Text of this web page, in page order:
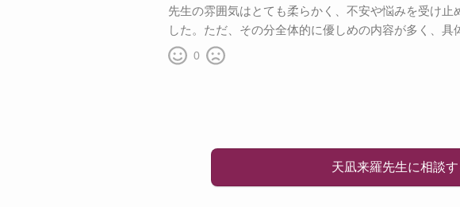
先生の雰囲気はとても柔らかく、不安や悩みを受け
した。ただ、その分全体的に優しめの内容が多く、
0
天凪来羅先生に相談